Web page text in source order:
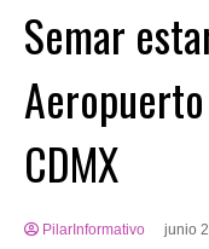
Semar
CDMX
PilarInformativo junio